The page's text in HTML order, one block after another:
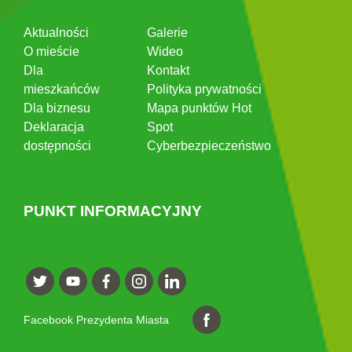
Aktualności
O mieście
Dla
mieszkańców
Dla biznesu
Deklaracja
dostępności
Galerie
Wideo
Kontakt
Polityka prywatności
Mapa punktów Hot
Spot
Cyberbezpieczeństwo
PUNKT INFORMACYJNY
Facebook Prezydenta Miasta